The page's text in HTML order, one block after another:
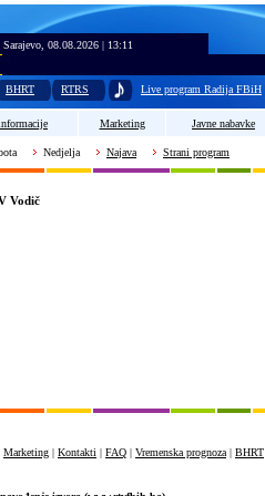
Sarajevo, 08.08.2026 | 13:11
BHRT RTRS Live program Radija FBiH
Marketing Javne nabavke
Nedjelja Najava Strani program
Vodič
Marketing | Kontakti | FAQ | Vremenska prognoza | BHRT